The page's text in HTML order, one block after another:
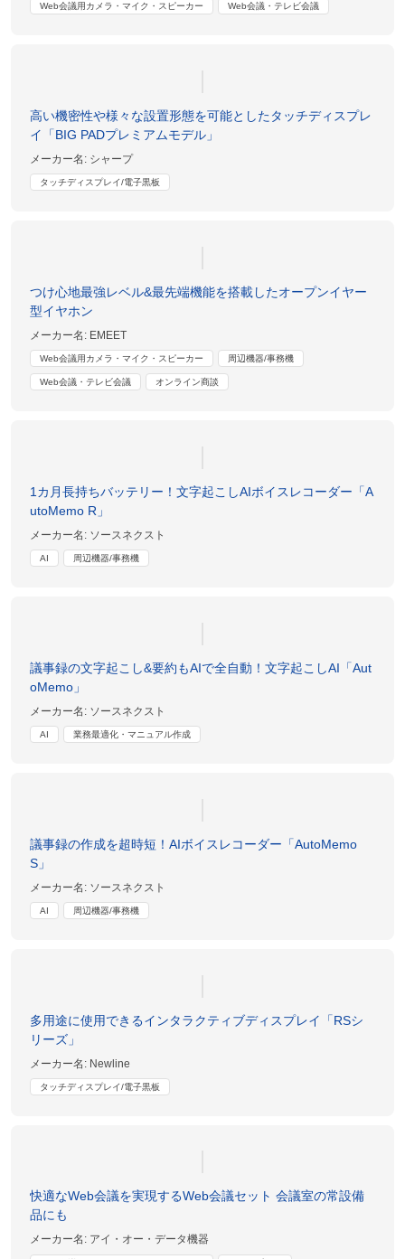
Web会議用カメラ・マイク・スピーカー Web会議・テレビ会議
高い機密性や様々な設置形態を可能としたタッチディスプレ
イ「BIG PADプレミアムモデル」
メーカー名: シャープ
タッチディスプレイ/電子黒板
つけ心地最強レベル&最先端機能を搭載したオープンイヤー
型イヤホン
メーカー名: EMEET
Web会議用カメラ・マイク・スピーカー 周辺機器/事務機
Web会議・テレビ会議 オンライン商談
1カ月長持ちバッテリー！文字起こしAIボイスレコーダー「A
utoMemo R」
メーカー名: ソースネクスト
AI 周辺機器/事務機
議事録の文字起こし&要約もAIで全自動！文字起こしAI「Aut
oMemo」
メーカー名: ソースネクスト
AI 業務最適化・マニュアル作成
議事録の作成を超時短！AIボイスレコーダー「AutoMemo
S」
メーカー名: ソースネクスト
AI 周辺機器/事務機
多用途に使用できるインタラクティブディスプレイ「RSシ
リーズ」
メーカー名: Newline
タッチディスプレイ/電子黒板
快適なWeb会議を実現するWeb会議セット 会議室の常設備
品にも
メーカー名: アイ・オー・データ機器